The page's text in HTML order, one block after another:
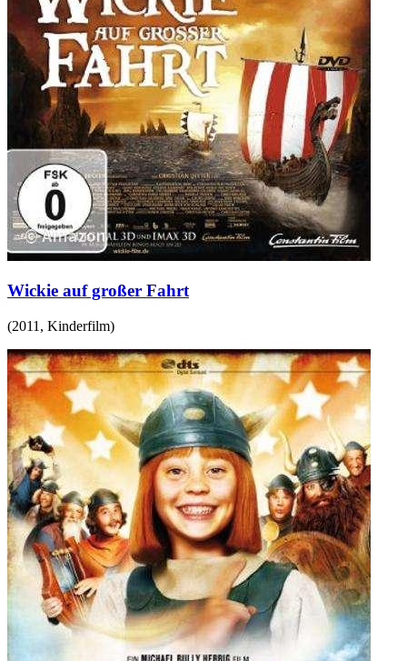
Wickie auf großer Fahrt
(2011 , Kinderfilm)